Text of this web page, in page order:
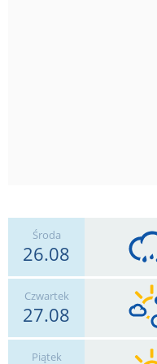
Środa
26.08
7 km/h
Max 15 km/h
Zachm. 87%
Deszcz: 6mm
2
Czwartek
27.08
Piątek